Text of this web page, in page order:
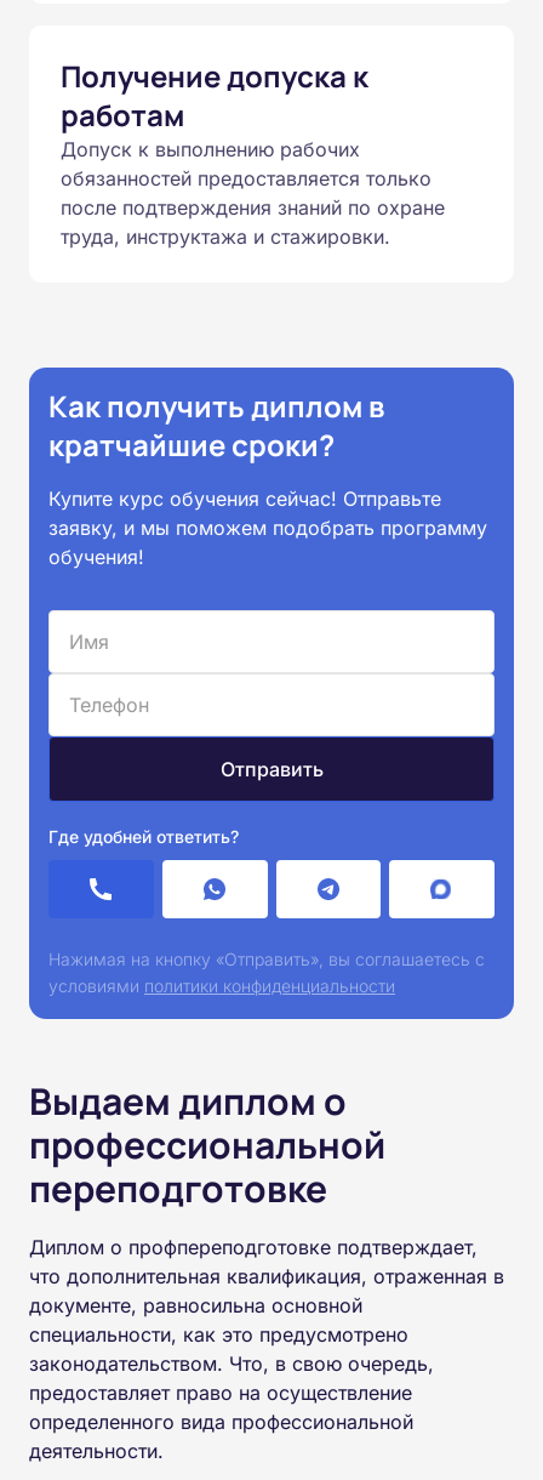
Получение допуска к
работам
Допуск к выполнению рабочих
обязанностей предоставляется только
после подтверждения знаний по охране
труда, инструктажа и стажировки.
Как получить диплом в
кратчайшие сроки?
Купите курс обучения сейчас! Отправьте
заявку, и мы поможем подобрать программу
обучения!
Где удобней ответить?
Нажимая на кнопку «Отправить», вы соглашаетесь с
условиями политики конфиденциальности
Выдаем диплом о
профессиональной
переподготовке
Диплом о профпереподготовке подтверждает,
что дополнительная квалификация, отраженная в
документе, равносильна основной
специальности, как это предусмотрено
законодательством. Что, в свою очередь,
предоставляет право на осуществление
определенного вида профессиональной
деятельности.